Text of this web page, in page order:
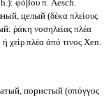
φόβου π. Aesch.
целый (δέκα πλείους
ῥάκη νοσηλείας πλέα
πλέα ἀπό τινος Xen.
пористый (σπόγγος